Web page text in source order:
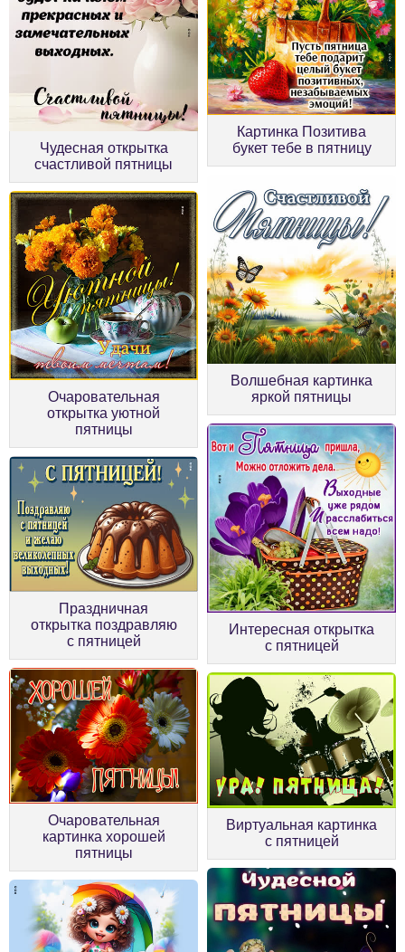
Чудесная открытка
счастливой пятницы
Картинка Позитива
букет тебе в пятницу
Очаровательная
открытка уютной
пятницы
Волшебная картинка
яркой пятницы
Праздничная
открытка поздравляю
с пятницей
Интересная открытка
с пятницей
Очаровательная
картинка хорошей
пятницы
Виртуальная картинка
с пятницей